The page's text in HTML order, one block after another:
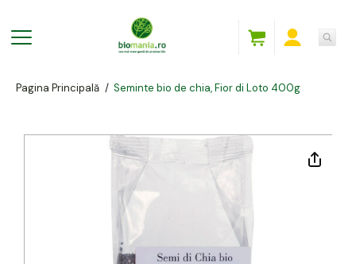
Pagina Principală / Seminte bio de chia, Fior di Loto 400g